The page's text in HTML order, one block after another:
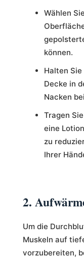
Wählen
können.
Halten
Decke in
Nacken
Tragen
eine
zu
Ihrer
2.
Um die
Muskeln auf
vorzubereiten,